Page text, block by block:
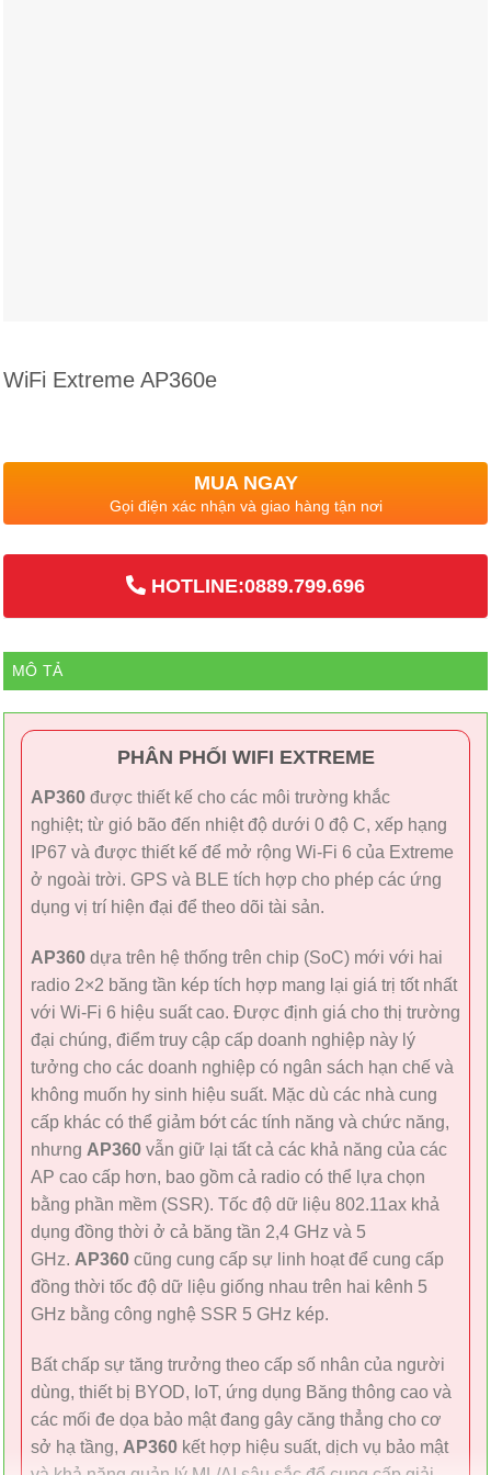
WiFi Extreme AP360e
MUA NGAY
Gọi điện xác nhận và giao hàng tận nơi
HOTLINE:0889.799.696
MÔ TẢ
PHÂN PHỐI WIFI EXTREME
AP360 được thiết kế cho các môi trường khắc
nghiệt; từ gió bão đến nhiệt độ dưới 0 độ C, xếp hạng
IP67 và được thiết kế để mở rộng Wi-Fi 6 của Extreme
ở ngoài trời. GPS và BLE tích hợp cho phép các ứng
dụng vị trí hiện đại để theo dõi tài sản.
AP360 dựa trên hệ thống trên chip (SoC) mới với hai
radio 2×2 băng tần kép tích hợp mang lại giá trị tốt nhất
với Wi-Fi 6 hiệu suất cao. Được định giá cho thị trường
đại chúng, điểm truy cập cấp doanh nghiệp này lý
tưởng cho các doanh nghiệp có ngân sách hạn chế và
không muốn hy sinh hiệu suất. Mặc dù các nhà cung
cấp khác có thể giảm bớt các tính năng và chức năng,
nhưng AP360 vẫn giữ lại tất cả các khả năng của các
AP cao cấp hơn, bao gồm cả radio có thể lựa chọn
bằng phần mềm (SSR). Tốc độ dữ liệu 802.11ax khả
dụng đồng thời ở cả băng tần 2,4 GHz và 5
GHz. AP360 cũng cung cấp sự linh hoạt để cung cấp
đồng thời tốc độ dữ liệu giống nhau trên hai kênh 5
GHz bằng công nghệ SSR 5 GHz kép.
Bất chấp sự tăng trưởng theo cấp số nhân của người
dùng, thiết bị BYOD, IoT, ứng dụng Băng thông cao và
các mối đe dọa bảo mật đang gây căng thẳng cho cơ
sở hạ tầng, AP360 kết hợp hiệu suất, dịch vụ bảo mật